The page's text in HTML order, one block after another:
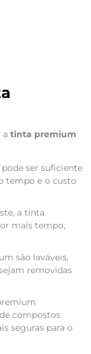
a tinta premium
ser suficiente
tempo e o custo
a tinta
mais tempo,
são laváveis,
removidas
compostos
seguras para o